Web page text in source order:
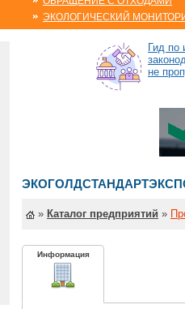
ЭКОЛОГИЧЕСКИЙ
Гид по
не
» Каталог предприятий »
Информация